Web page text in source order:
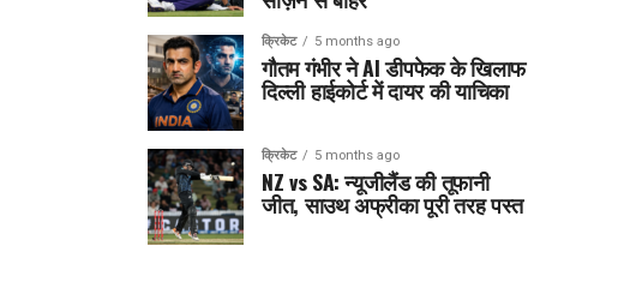
क्रिकेट 5 months ago
गौतम गंभीर ने AI डीपफेक के खिलाफ
दिल्ली हाईकोर्ट में दायर की याचिका
क्रिकेट 5 months ago
NZ vs SA: न्यूजीलैंड की तूफानी
जीत, साउथ अफ्रीका पूरी तरह पस्त